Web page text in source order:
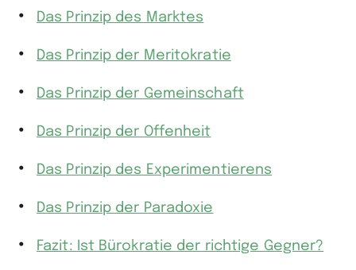
Das Prinzip des Marktes
Das Prinzip der Meritokratie
Das Prinzip der Gemeinschaft
Das Prinzip der Offenheit
Das Prinzip des Experimentierens
Das Prinzip der Paradoxie
Fazit: Ist Bürokratie der richtige Gegner?